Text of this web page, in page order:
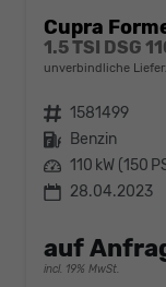
Cupra
unverbindliche
Fahrzeugnr. 1581499
Kraftstoff Benzin
Leistung 110 kW (150
28.04.2023
auf
incl. 19% MwSt.